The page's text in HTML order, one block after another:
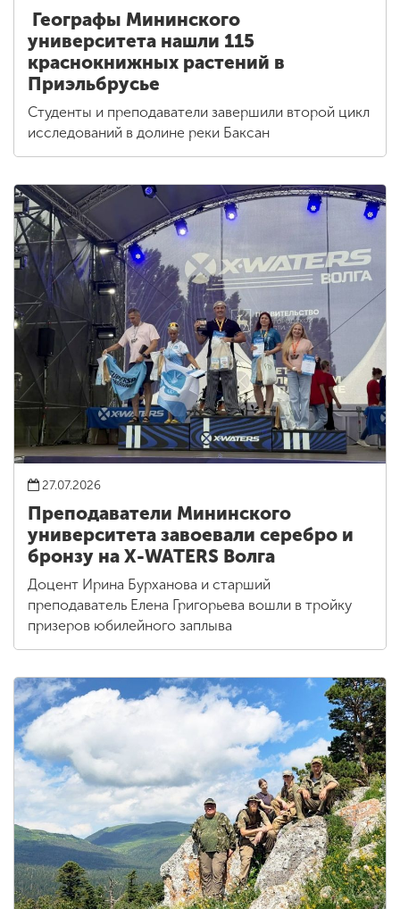
Географы Мининского
университета нашли 115
краснокнижных растений в
Приэльбрусье
Студенты и преподаватели завершили второй цикл
исследований в долине реки Баксан
27.07.2026
Преподаватели Мининского
университета завоевали серебро и
бронзу на X-WATERS Волга
Доцент Ирина Бурханова и старший
преподаватель Елена Григорьева вошли в тройку
призеров юбилейного заплыва